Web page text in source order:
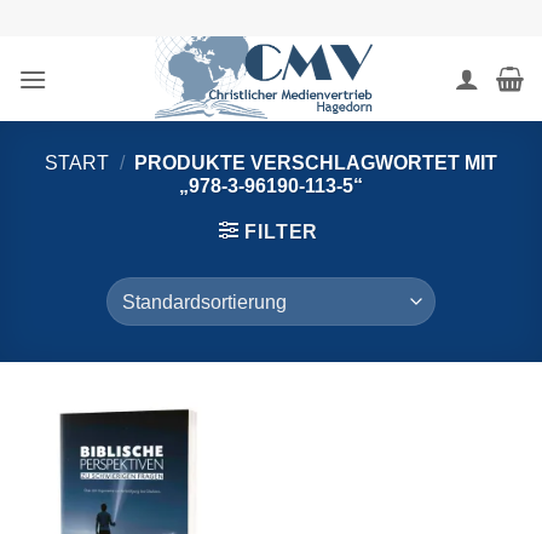
springen
START /
PRODUKTE VERSCHLAGWORTET MIT
„978-3-96190-113-5“
FILTER